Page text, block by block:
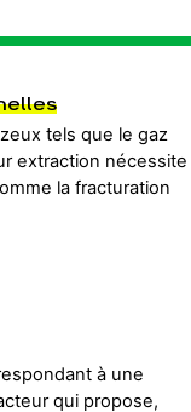
tels que le gaz
extraction nécessite
la fracturation
à une
qui propose,